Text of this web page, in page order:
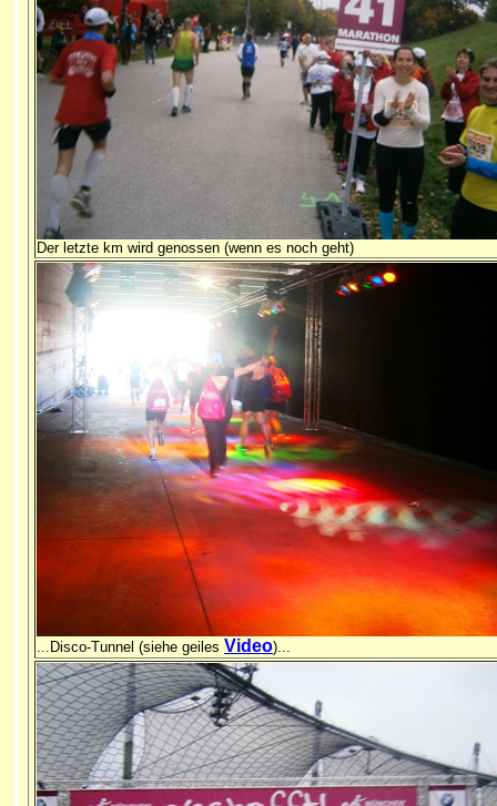
Der letzte km wird genossen (wenn es noch geht)
...Disco-Tunnel (siehe geiles Video)...